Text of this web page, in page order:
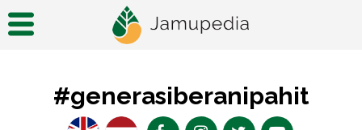
#generasiberanipahit